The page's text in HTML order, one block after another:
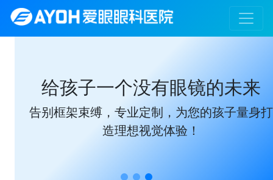
给孩子一个没有眼镜的未来
告别框架束缚，专业定制，为您的孩子量身打
造理想视觉体验！